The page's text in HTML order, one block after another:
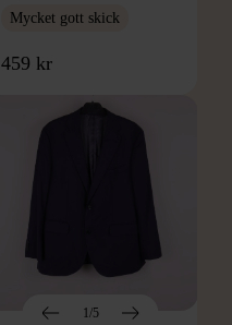
Mycket gott skick
459 kr
1/5